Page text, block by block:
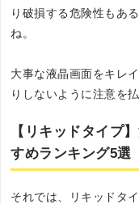
り破損する危険性もあ
ね。
大事な液晶画面をキレ
りしないように注意を
【リキッドタイプ
すめランキング5選
それでは、リキッドタ